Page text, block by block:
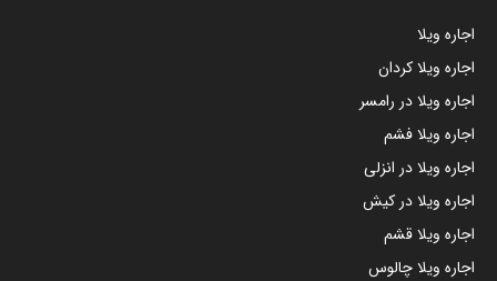
اجاره ویلا
اجاره ویلا کردان
اجاره ویلا در رامسر
اجاره ویلا فشم
اجاره ویلا در انزلی
اجاره ویلا در کیش
اجاره ویلا قشم
اجاره ویلا چالوس